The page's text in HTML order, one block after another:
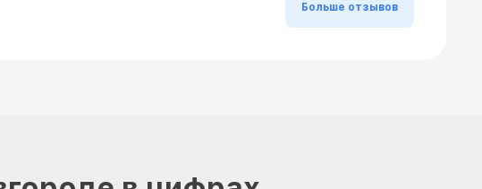
Больше отзывов